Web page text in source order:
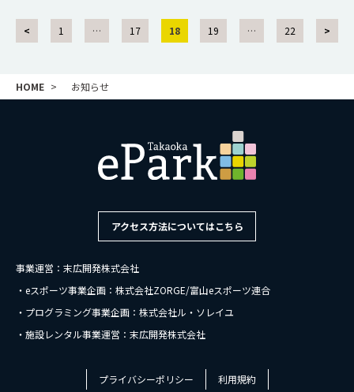
< 1 … 17 18 19 … 22 >
HOME お知らせ
アクセス方法についてはこちら
事業運営：末広開発株式会社
・eスポーツ事業企画：株式会社ZORGE/富山eスポーツ連合
・プログラミング事業企画：株式会社ル・ソレイユ
・施設レンタル事業運営：末広開発株式会社
プライバシーポリシー 利用規約